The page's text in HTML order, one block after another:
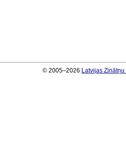
© 2005–2026 Latvijas